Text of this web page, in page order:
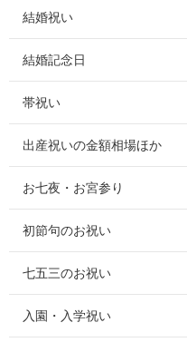
結婚祝い
結婚記念日
帯祝い
出産祝いの金額相場ほか
お七夜・お宮参り
初節句のお祝い
七五三のお祝い
入園・入学祝い